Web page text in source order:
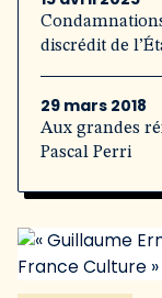
discrédit de
29 mars 2018
Aux grandes
Pascal Perri